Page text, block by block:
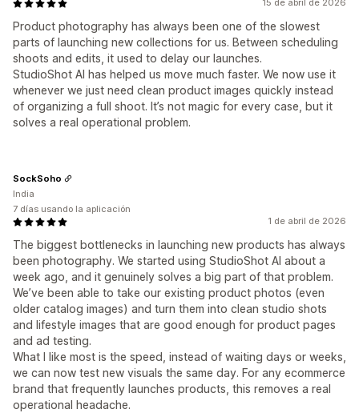
15 de abril de 2026
Product photography has always been one of the slowest
parts of launching new collections for us. Between scheduling
shoots and edits, it used to delay our launches.
StudioShot AI has helped us move much faster. We now use it
whenever we just need clean product images quickly instead
of organizing a full shoot. It’s not magic for every case, but it
solves a real operational problem.
1 de abril de 2026
The biggest bottlenecks in launching new products has always
been photography. We started using StudioShot AI about a
week ago, and it genuinely solves a big part of that problem.
We’ve been able to take our existing product photos (even
older catalog images) and turn them into clean studio shots
and lifestyle images that are good enough for product pages
and ad testing.
What I like most is the speed, instead of waiting days or weeks,
we can now test new visuals the same day. For any ecommerce
brand that frequently launches products, this removes a real
operational headache.
SockSoho
India
7 días usando la aplicación